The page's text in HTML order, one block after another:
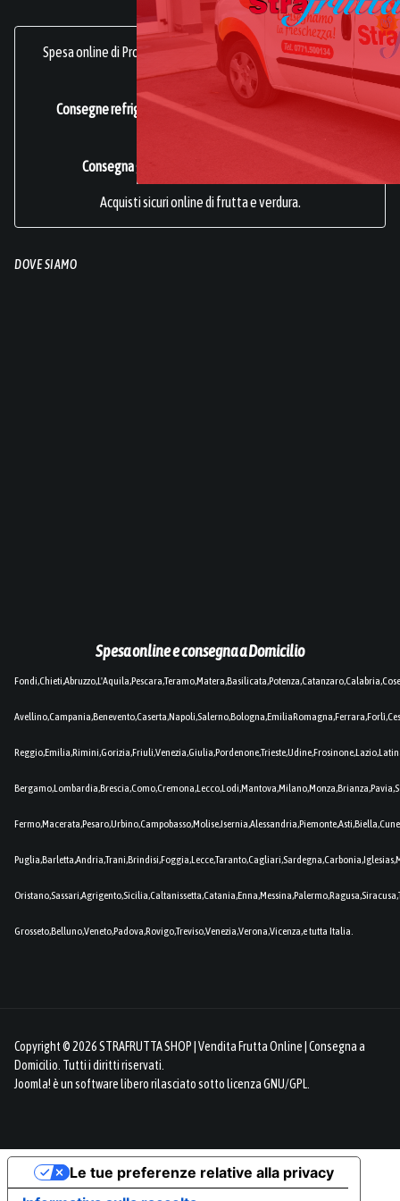
Spesa online di Prodotti Ortofrutticoli, sani, freschi e genuini.
frutta online.
Consegne refrigerate a domicilio in tutta Italia.
Azienda
Certificata ISO 22000
Consegna gratuita per acquisti superiori a 49€.
Acquisti sicuri online di frutta e verdura.
DOVE SIAMO
Spesa online e consegna a Domicilio
Grosseto,Belluno,Veneto,Padova,Rovigo,Treviso,Venezia,Verona,Vicenza,e tutta Italia.
Copyright © 2026 STRAFRUTTA SHOP | Vendita Frutta Online | Consegna a
Domicilio. Tutti i diritti riservati.
Joomla!è un software libero rilasciato sottolicenza GNU/GPL.
Le tue preferenze relative alla privacy